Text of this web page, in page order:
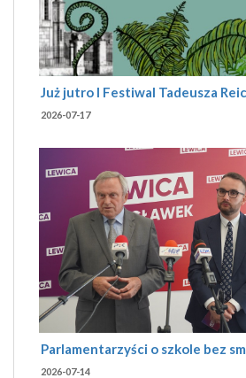
Już jutro I Festiwal Tadeusza
2026-07-17
Parlamentarzyści o szkole bez
2026-07-14